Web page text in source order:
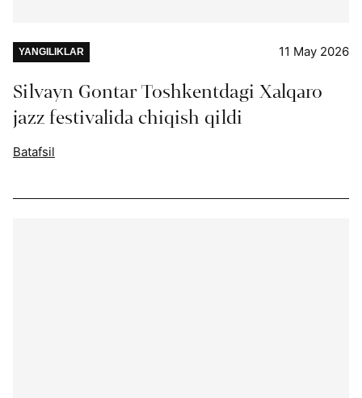
YANGILIKLAR 11 May 2026
Silvayn Gontar Toshkentdagi Xalqaro
jazz festivalida chiqish qildi
Batafsil